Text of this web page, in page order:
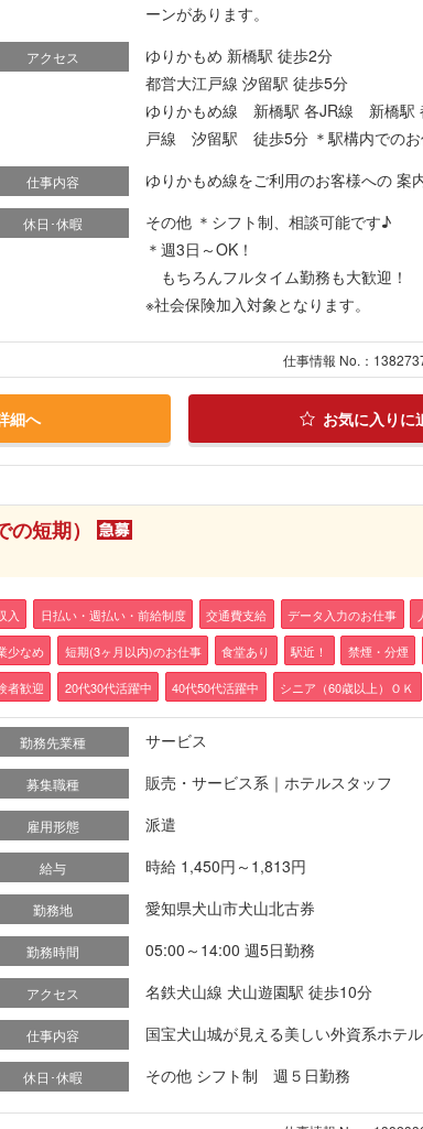
ーンがあります。
アクセス
ゆりかもめ 新橋駅 徒歩2分
都営大江戸線 汐留駅 徒歩5分
ゆりかもめ線 新橋駅 各JR線 新橋駅
戸線 汐留駅 徒歩5分 ＊駅構内でのお
仕事内容 ゆりかもめ線をご利用のお客様への 案
休日･休暇
その他 ＊シフト制、相談可能です♪
＊週3日～OK！
もちろんフルタイム勤務も大歓迎！
※社会保険加入対象となります。
仕事情報 No.：
細へ お気に入りに
短期）
入 日払い・週払い・前給制度 交通費支給 データ入力のお仕事
少なめ 短期(3ヶ月以内)のお仕事 食堂あり 駅近！ 禁煙・分煙
者歓迎 20代30代活躍中 40代50代活躍中 シニア（60歳以上）ＯＫ
勤務先業種 サービス
募集職種 販売・サービス系｜ホテルスタッフ
雇用形態 派遣
給与 時給 1,450円～1,813円
勤務地 愛知県犬山市犬山北古券
勤務時間 05:00～14:00 週5日勤務
アクセス 名鉄犬山線 犬山遊園駅 徒歩10分
仕事内容 国宝犬山城が見える美しい外資系ホテ
休日･休暇 その他 シフト制 週５日勤務